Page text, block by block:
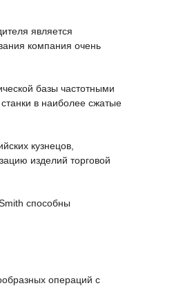
является
компания очень
базы частотными
в наиболее сжатые
кузнецов,
изделий торговой
способны
операций с